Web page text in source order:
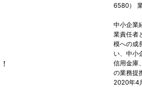
6580）
中小企業
業責任者
模への成
い、中小
信用金庫
の業務提
2020年4